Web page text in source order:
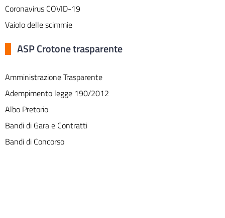
Coronavirus COVID-19
Vaiolo delle scimmie
ASP Crotone trasparente
Amministrazione Trasparente
Adempimento legge 190/2012
Albo Pretorio
Bandi di Gara e Contratti
Bandi di Concorso